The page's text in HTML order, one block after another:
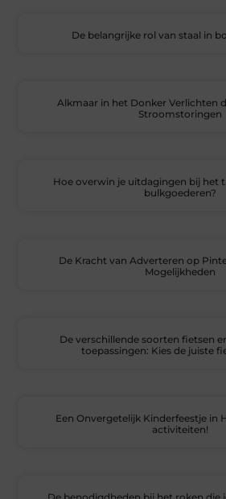
De belangrijke rol van staal in
Alkmaar in het Donker Verlichten
Stroomstoringen
Hoe overwin je uitdagingen bij het
bulkgoederen?
De Kracht van Adverteren op
Mogelijkheden
De verschillende soorten fietsen
toepassingen: Kies de juiste
Een Onvergetelijk Kinderfeestje in
activiteiten!